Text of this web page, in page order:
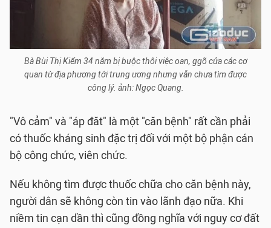
Bà Bùi Thị Kiểm 34 năm bị buộc thôi việc oan, ggõ cửa các cơ
quan từ địa phương tới trung ương nhưng vẫn chưa tìm được
công lý. ảnh: Ngọc Quang.
"Vô cảm" và "áp đăt" là một "căn bệnh" rất cần phải
có thuốc kháng sinh đặc trị đối với một bộ phận cán
bộ công chức, viên chức.
Nếu không tìm được thuốc chữa cho căn bệnh này,
người dân sẽ không còn tin vào lãnh đạo nữa. Khi
niềm tin cạn dần thì cũng đồng nghĩa với nguy cơ đất